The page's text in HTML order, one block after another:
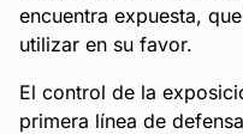
encuentra expuesta,
utilizar en su favor.
El control de la
primera línea de